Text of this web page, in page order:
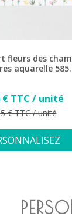
fleurs des
aquarelle
Prix
€ TTC / unité
de base
€ TTC / unité